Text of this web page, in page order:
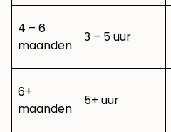
4 – 6
maanden
3 – 5 uur
6+
maanden
5+ uur